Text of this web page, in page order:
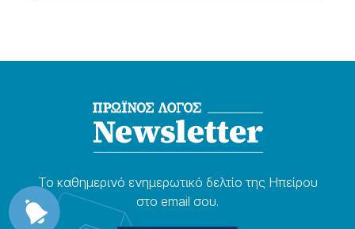
Το καθημερɩνό ενημερωτɩκό δελτίο της Ηπείρου
στο email σου.